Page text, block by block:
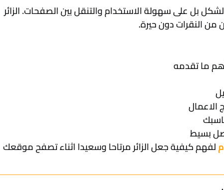
بل على سهولة الاستخدام والتنقل بين الصفحات. الزائر
النقرات دون حيرة.
ما تقدمه
الاعمال
بسيط
لفهم كيفية جعل الزائر مرتاحا وسعيدا اثناء تصفح موقعك